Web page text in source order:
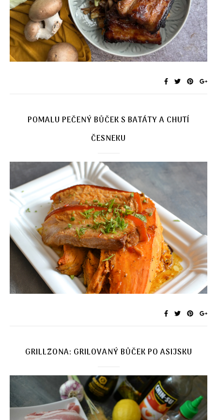
POMALU PEČENÝ BŮČEK S BATÁTY A CHUTÍ
ČESNEKU
GRILLZONA: GRILOVANÝ BŮČEK PO ASIJSKU